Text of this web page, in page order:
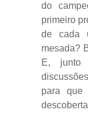
do
primeiro
de cada
mesada?
E, junto
para